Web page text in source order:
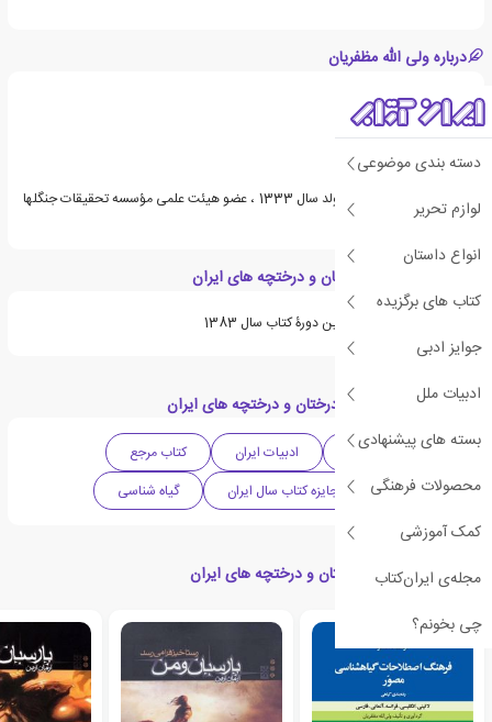
دسته بندی موضوعی
لوازم تحریر
انواع داستان
کتاب های برگزیده
جوایز ادبی
ادبیات ملل
بسته های پیشنهادی
محصولات فرهنگی
کمک آموزشی
مجله‌ی ایران‌کتاب
چی بخونم؟
درباره ولی الله مظفریان
دکتر ولی الله مظفریان متولد سال 1333 ، عضو هیئت علمی مؤسسه تحقیقات جنگلها
و مراتع کشور می باشد.
ویژگی های کتاب درختان و درختچه های ایران
برنده جایزه بیست و سومین دورۀ کتاب سال 1383
دسته بندی های کتاب درختان و درختچه های ایران
ادبیات واقع گرایانه ادبیات ایران
کتاب مرجع
کتاب مصور
جایزه کتاب سال ایران گیاه شناسی
کتاب های مرتبط با درختان و درختچه های ایران